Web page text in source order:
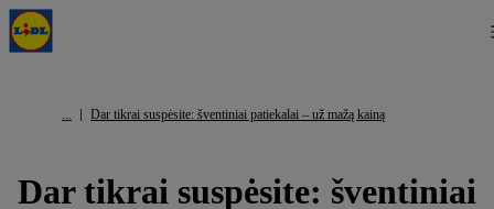
Dar tikrai suspėsite: šventiniai patiekalai – už mažą kainą
Dar tikrai suspėsite: šventiniai